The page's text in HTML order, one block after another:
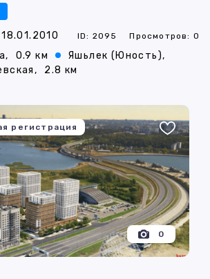
ID: 2095 Просмотров: 0
0.9 км
Яшьлек (Юность),
2.8 км
регистрация
0